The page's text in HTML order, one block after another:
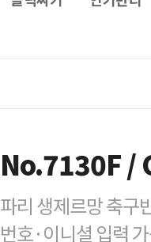
No.7130F /
파리 생제르망 축구
번호·이니셜 입력